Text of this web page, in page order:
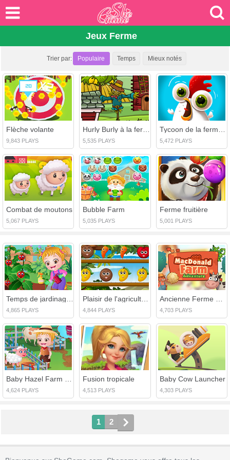
Jeux Ferme
Trier par: Populaire Temps Mieux notés
Flèche volante
9,843 PLAYS 5,535 PLAYS 5,472 PLAYS
Combat de moutons
5,067 PLAYS
Bubble Farm
5,035 PLAYS
Ferme fruitière
5,001 PLAYS
4,865 PLAYS 4,844 PLAYS 4,703 PLAYS
4,624 PLAYS
Fusion tropicale
4,513 PLAYS
Baby Cow Launcher
4,303 PLAYS
1 2